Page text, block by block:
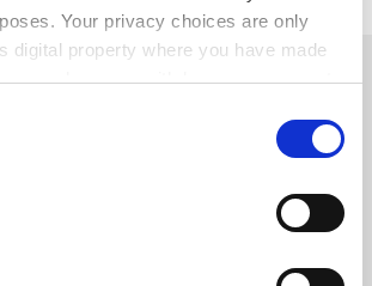
Your privacy choices are only
digital property where you have made
can change or withdraw your consent
icon.
about your geographical location
sets us apart in the
our customers